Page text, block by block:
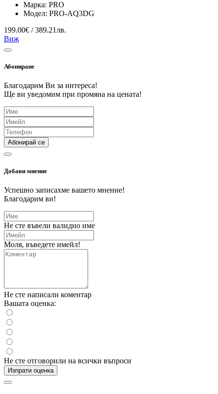
Марка: PRO
Модел: PRO-AQ3DG
199.00€ / 389.21лв.
Виж
Абониране
Благодарим Ви за интереса!
Ще ви уведомим при промяна на цената!
Абонирай се
Добави мнение
Успешно записахме вашето мнение!
Благодарим ви!
Не сте въвели валидно име
Моля, въведете имейл!
Не сте написали коментар
Вашата оценка:
Не сте отговорили на всички въпроси
Изпрати оценка